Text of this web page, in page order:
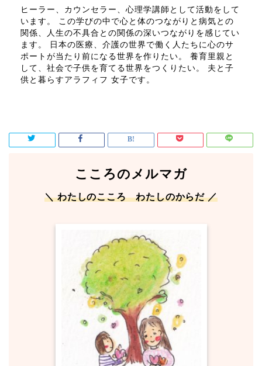
ヒーラー、カウンセラー、心理学講師として活動をして
います。 この学びの中で心と体のつながりと病気との
関係、人生の不具合との関係の深いつながりを感じてい
ます。 日本の医療、介護の世界で働く人たちに心のサ
ポートが当たり前になる世界を作りたい。 養育里親と
して、社会で子供を育てる世界をつくりたい。 夫と子
供と暮らすアラフィフ 女子です。
こころのメルマガ
＼ わたしのこころ わたしのからだ ／